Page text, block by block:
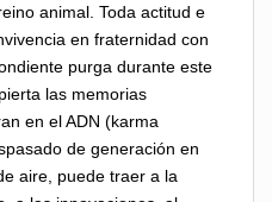
animal. Toda actitud e
en fraternidad con
purga durante este
las memorias
en el ADN (karma
de generación en
aire, puede traer a la